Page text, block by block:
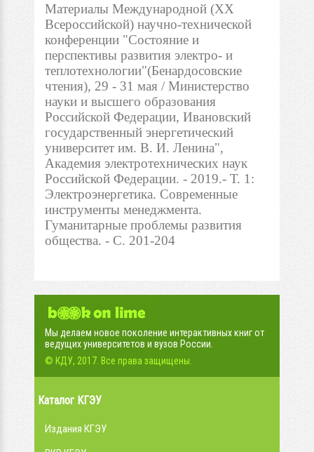
Материалы Международной (ХХ
Всероссийской) научно-технической
конференции "Состояние и
перспективы развития электро- и
теплотехнологии"(Бенардосовские
чтения), 29 - 31 мая / Министерство
науки и высшего образования
Российской Федерации, Ивановский
государственный энергетический
университет им. В. И. Ленина",
Академия электротехнических наук
Российской Федерации. - 2019.- Т. 1:
Электроэнергетика. Современные
инструменты менеджмента.
Гуманитарные проблемы развития
общества. - С. 201-204
Мы делаем новое поколение интерактивных книг от
ведущих университетов и вузов России.
© КДУ, 2017. Все права защищены.
Каталог КГЭУ
Издания КГЭУ